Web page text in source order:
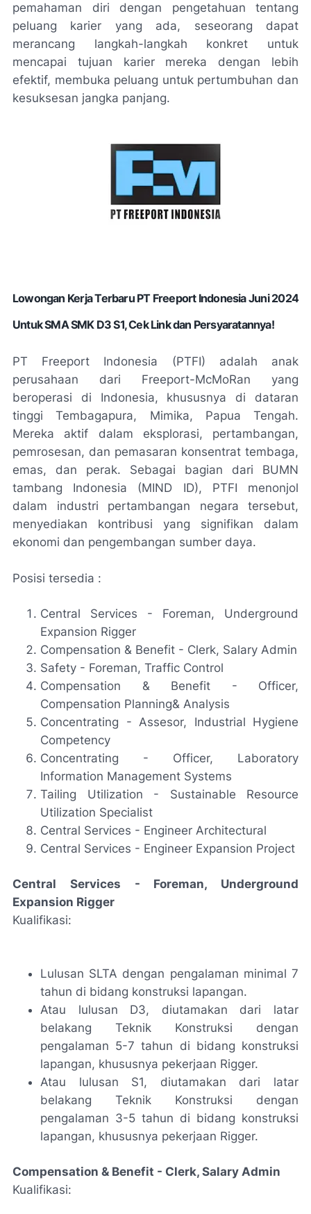
pemahaman diri dengan pengetahuan tentang
peluang karier yang ada, seseorang dapat
merancang langkah-langkah konkret untuk
mencapai tujuan karier mereka dengan lebih
efektif, membuka peluang untuk pertumbuhan dan
kesuksesan jangka panjang.
Lowongan Kerja Terbaru PT Freeport Indonesia Juni 2024
Untuk SMA SMK D3 S1, Cek Link dan Persyaratannya!
PT Freeport Indonesia (PTFI) adalah anak
perusahaan dari Freeport-McMoRan yang
beroperasi di Indonesia, khususnya di dataran
tinggi Tembagapura, Mimika, Papua Tengah.
Mereka aktif dalam eksplorasi, pertambangan,
pemrosesan, dan pemasaran konsentrat tembaga,
emas, dan perak. Sebagai bagian dari BUMN
tambang Indonesia (MIND ID), PTFI menonjol
dalam industri pertambangan negara tersebut,
menyediakan kontribusi yang signifikan dalam
ekonomi dan pengembangan sumber daya.
Posisi tersedia :
Central Services - Foreman, Underground
Expansion Rigger
Compensation & Benefit - Clerk, Salary Admin
Safety - Foreman, Traffic Control
Compensation & Benefit - Officer,
Compensation Planning& Analysis
Concentrating - Assesor, Industrial Hygiene
Competency
Concentrating - Officer, Laboratory
Information Management Systems
Tailing Utilization - Sustainable Resource
Utilization Specialist
Central Services - Engineer Architectural
Central Services - Engineer Expansion Project
Central Services - Foreman, Underground
Expansion Rigger
Kualifikasi:
Lulusan SLTA dengan pengalaman minimal 7
tahun di bidang konstruksi lapangan.
Atau lulusan D3, diutamakan dari latar
belakang Teknik Konstruksi dengan
pengalaman 5-7 tahun di bidang konstruksi
lapangan, khususnya pekerjaan Rigger.
Atau lulusan S1, diutamakan dari latar
belakang Teknik Konstruksi dengan
pengalaman 3-5 tahun di bidang konstruksi
lapangan, khususnya pekerjaan Rigger.
Compensation & Benefit - Clerk, Salary Admin
Kualifikasi: